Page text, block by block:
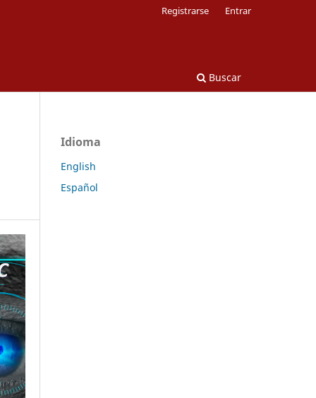
Buscar
Registrarse Entrar
Idioma
English
Español